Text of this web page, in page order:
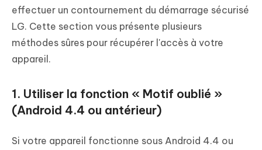
effectuer un contournement du démarrage sécurisé
LG. Cette section vous présente plusieurs
méthodes sûres pour récupérer l'accès à votre
appareil.
1. Utiliser la fonction « Motif oublié »
(Android 4.4 ou antérieur)
Si votre appareil fonctionne sous Android 4.4 ou